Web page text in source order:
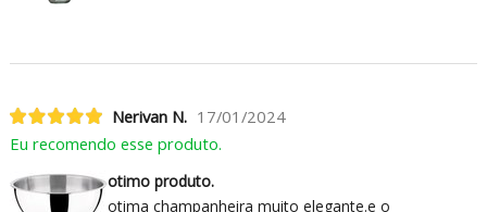
Nerivan N. 17/01/2024
Eu recomendo esse produto.
otimo produto.
otima champanheira muito elegante.e o